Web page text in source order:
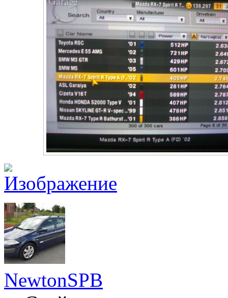
NewtonSPB